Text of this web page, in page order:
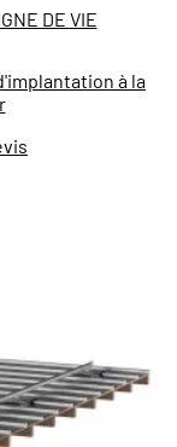
DE VIE
à la